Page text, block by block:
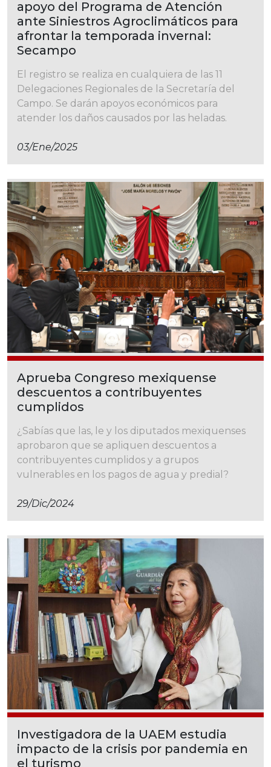
apoyo del Programa de Atención
ante Siniestros Agroclimáticos para
afrontar la temporada invernal:
Secampo
El registro se realiza en cualquiera de las 11
Delegaciones Regionales de la Secretaría del
Campo. Se darán apoyos económicos para
atender los daños causados por las heladas.
03/ene/2025
Aprueba Congreso mexiquense
descuentos a contribuyentes
cumplidos
¿Sabías que las, le y los diputados mexiquenses
aprobaron que se apliquen descuentos a
contribuyentes cumplidos y a grupos
vulnerables en los pagos de agua y predial?
29/dic/2024
Investigadora de la UAEM estudia
impacto de la crisis por pandemia en
el turismo